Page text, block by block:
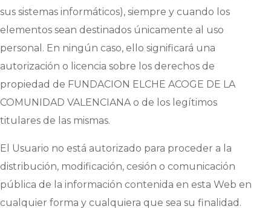
sus sistemas informáticos), siempre y cuando los
elementos sean destinados únicamente al uso
personal. En ningún caso, ello significará una
autorización o licencia sobre los derechos de
propiedad de FUNDACION ELCHE ACOGE DE LA
COMUNIDAD VALENCIANAo de los legítimos
titulares de las mismas.
El Usuario no está autorizado para proceder a la
distribución, modificación, cesión o comunicación
pública de la información contenida en esta Web en
cualquier forma y cualquiera que sea su finalidad.